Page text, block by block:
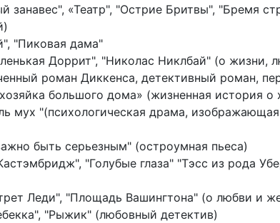
занавес", «Театр", "Острие Бритвы", "Бремя
"Пиковая дама"
Доррит", "Николас Никлбай" (о жизни,
роман Диккенса, детективный роман,
большого дома» (жизненная история о
мух "(психологическая драма,
быть серьезным" (остроумная пьеса)
"Голубые глаза" "Тэсс из рода
Леди", "Площадь Вашингтона" (о любви и
"Рыжик" (любовный детектив)